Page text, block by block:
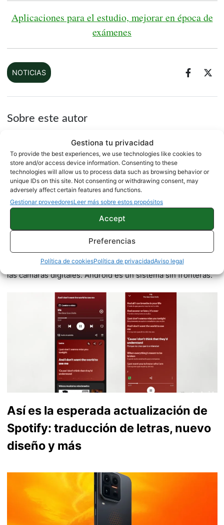
Gestiona tu privacidad
To provide the best experiences, we use technologies like cookies to
store and/or access device information. Consenting to these
technologies will allow us to process data such as browsing behavior or
unique IDs on this site. Not consenting or withdrawing consent, may
adversely affect certain features and functions.
Gestionar proveedoresLeer más sobre estos propósitos
Accept
Preferencias
Política de cookiesPolítica de privacidadAviso legal
Aplicaciones para el estudio, mejorar en época de
exámenes
NOTICIAS
Sobre este autor
Fran López
460 artículos publicados en ProAndroid desde 2020.
Redactor de Pro Android | Siempre dispuesto a probar
cualquier avance tecnológico e interesado en el mundo de
las cámaras digitales. Android es un sistema sin fronteras.
Así es la esperada actualización de
Spotify: traducción de letras, nuevo
diseño y más